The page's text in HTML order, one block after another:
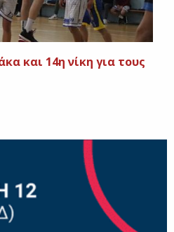
και 14η νίκη για τους